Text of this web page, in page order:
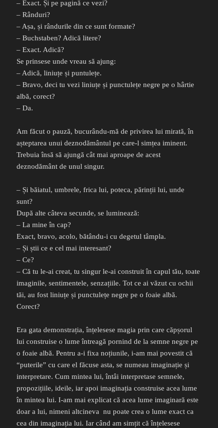
– Exact. Și pe pagină ce vezi?
– Rânduri?
– Așa, și rândurile din ce sunt formate?
– Buchstaben? Adică litere?
– Exact. Adică?
Se prinsese unde vreau să ajung:
– Adică, liniuțe și puntulețe.
– Bravo, deci tu vezi liniuțe și punctulețe negre pe o hârtie
albă, corect?
– Da.
Am făcut o pauză, bucurându-mă de privirea lui mirată, în
așteptarea unui deznodământul pe care-l simțea iminent.
Trebuia însă să ajungă cât mai aproape de acest
deznodământ de unul singur.
– Și băiatul, umbrele, frica lui, poteca, părinții lui, unde
sunt?
După alte câteva secunde, se luminează:
– La mine în cap?
Exact, bravo, acolo, bătându-i cu degetul tâmpla.
– Și știi ce e cel mai interesant?
– Ce?
– Că tu le-ai creat, tu singur le-ai construit în capul tău, toate
imaginile, sentimentele, senzațiile. Tot ce ai văzut cu ochii
tăi, au fost liniuțe și punctulețe negre pe o foaie albă.
Corect?
Era gata demonstrația, înțelesese magia prin care căpșorul
lui construise o lume întreagă pornind de la semne negre pe
o foaie albă. Pentru a-i fixa noțiunile, i-am mai povestit că
“puterile” cu care el făcuse asta, se numeau imaginație și
interpretare. Cum mintea lui, întâi interpretase semnele,
propozițiile, ideile, iar apoi imaginația construise acea lume
în mintea lui. I-am mai explicat că acea lume imaginară este
doar a lui, nimeni altcineva nu poate crea o lume exact ca
cea din imaginația lui. Iar când am simțit că înțelesese